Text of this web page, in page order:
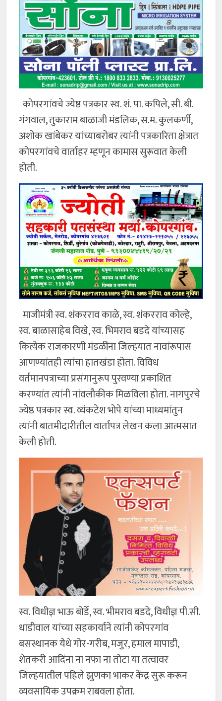
कोपरगांवचे ज्येष्ठ पत्रकार स्व. शं. पा. कपिले, सी. बी.
गंगवाल, तुकाराम बाळाजी मंडलिक, स.म. कुलकर्णी,
अशोक खांबेकर यांच्याबरोबर त्यांनी पत्रकारिता क्षेत्रात
कोपरगांवचे वार्ताहर म्हणून कामास सुरूवात केली
होती.
माजीमंत्री स्व. शंकरराव काळे, स्व. शंकरराव कोल्हे,
स्व. बाळासाहेब विखे, स्व. भिमराव बडदे यांच्यासह
कित्येक राजकारणी मंडळींना जिल्हयात नावांरूपास
आणण्यांतही त्यांचा हातखंडा होता. विविध
वर्तमानपत्राच्या प्रसंगानुरूप पुरवण्या प्रकाशित
करण्यांत त्यांनी नांवलौकीक मिळविला होता. नागपुरचे
ज्येष्ठ पत्रकार स्व. व्यंकटेश भोपे यांच्या माध्यमांतुन
त्यांनी बातमीदारीतील वार्तापत्र लेखन कला आत्मसात
केली होती.
स्व. विधीज्ञ भाऊ बोर्डे, स्व. भीमराव बडदे, विधीज्ञ पी.सी.
धाडीवाल यांच्या सहकार्याने त्यांनी कोपरगांव
बसस्थानक येथे गोर-गरीब, मजुर, हमाल मापाडी,
शेतकरी आदिंना ना नफा ना तोटा या तत्वावर
जिल्हयातील पहिले झुणका भाकर केंद्र सुरू करून
व्यवसायिक उपक्रम राबवला होता.